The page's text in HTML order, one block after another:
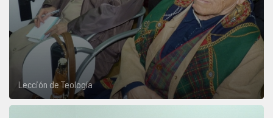
Lección de Teología